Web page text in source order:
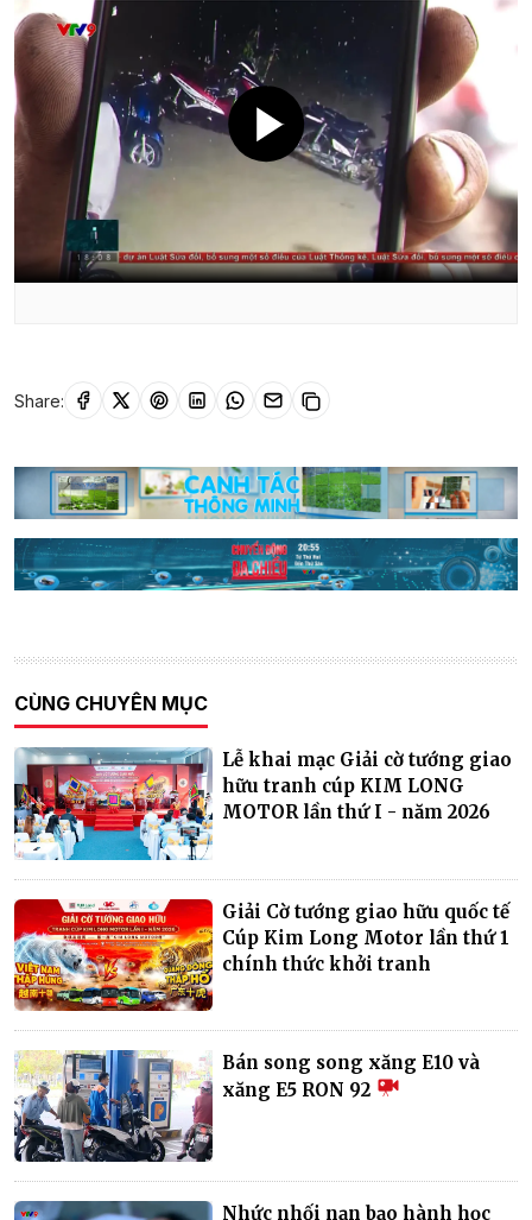
Share:
CÙNG CHUYÊN MỤC
Lễ khai mạc Giải cờ tướng giao
hữu tranh cúp KIM LONG
MOTOR lần thứ I - năm 2026
Giải Cờ tướng giao hữu quốc tế
Cúp Kim Long Motor lần thứ 1
chính thức khởi tranh
Bán song song xăng E10 và
xăng E5 RON 92
Nhức nhối nạn bạo hành học